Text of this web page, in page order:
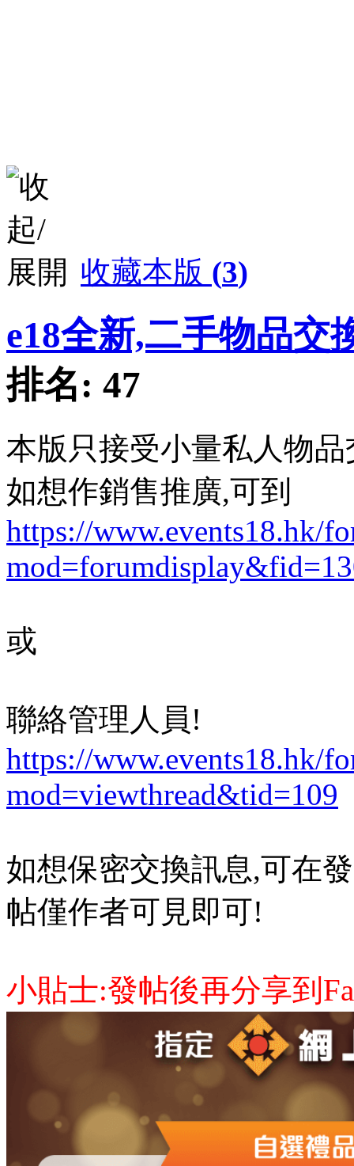
收藏本版 (3)
e18全新,二手物品交
排名: 47
本版只接受小量私人物
如想作銷售推廣,可到
https://www.events18.hk/
或
聯絡管理人員!
https://www.events18.hk/
mod=viewthread&tid=109
如想保密交換訊息,可在
帖僅作者可見即可!
小貼士:發帖後再分享到